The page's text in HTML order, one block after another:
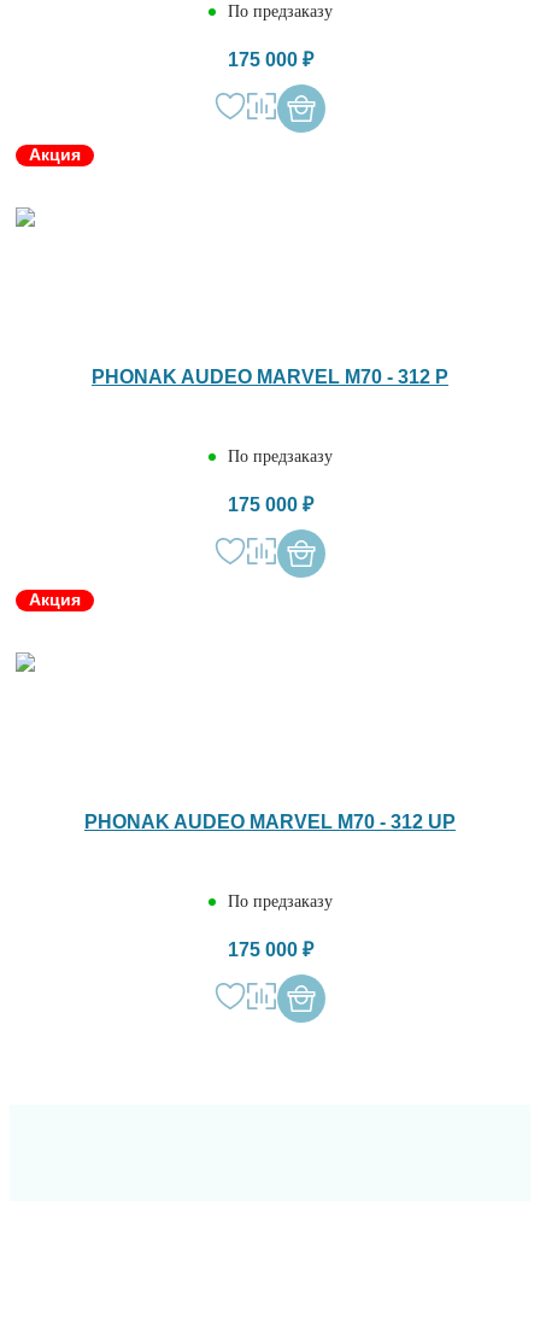
По предзаказу
175 000 ₽
Акция
PHONAK AUDEO MARVEL M70 - 312 P
По предзаказу
175 000 ₽
Акция
PHONAK AUDEO MARVEL M70 - 312 UP
По предзаказу
175 000 ₽